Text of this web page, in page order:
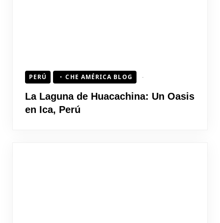
PERÚ CHE AMÉRICA BLOG
La Laguna de Huacachina: Un Oasis
en Ica, Perú